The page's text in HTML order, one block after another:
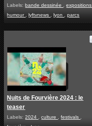
Labels:bande dessinée ,expositions
humour ,lyftvnews ,lyon ,parcs
Nuits de Fourvière 2024 : le
teaser
Labels:2024 ,culture ,festivals ,